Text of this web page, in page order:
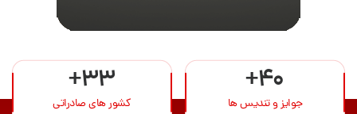
+40
جوایز و تندیس ها
+33
کشور های صادراتی